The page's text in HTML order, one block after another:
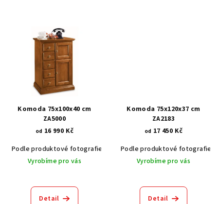
Komoda 75x100x40 cm
ZA5000
od 16 990 Kč
Podle produktové fotografie
Akát vintage BT1551
Ořech
Vyrobíme pro vás
Detail
Komoda 75x120x37 cm
ZA2183
od 17 450 Kč
Podle produktové fotografie
Vyrobíme pro vás
Detail